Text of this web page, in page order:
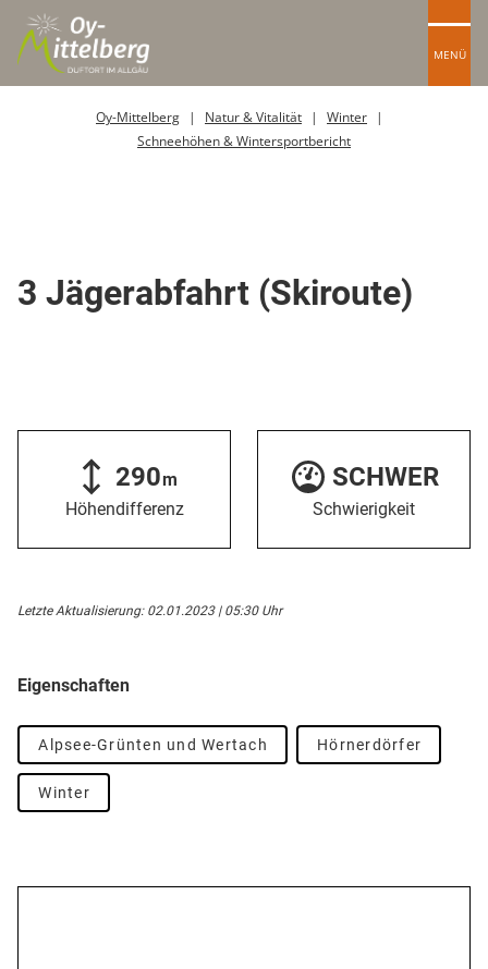
MENÜ
Oy-Mittelberg Natur & Vitalität
Winter
Schneehöhen & Wintersportbericht
3 Jägerabfahrt (Skiroute)
290m
Höhendifferenz
SCHWER
Schwierigkeit
Letzte Aktualisierung: 02.01.2023 | 05:30 Uhr
Eigenschaften
Alpsee-Grünten und Wertach Hörnerdörfer
Winter